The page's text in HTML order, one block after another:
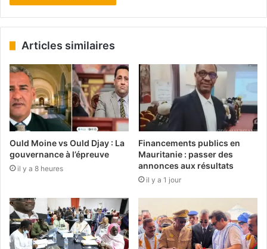
Articles similaires
Ould Moine vs Ould Djay : La
gouvernance à l’épreuve
il y a 8 heures
Financements publics en
Mauritanie : passer des
annonces aux résultats
il y a 1 jour